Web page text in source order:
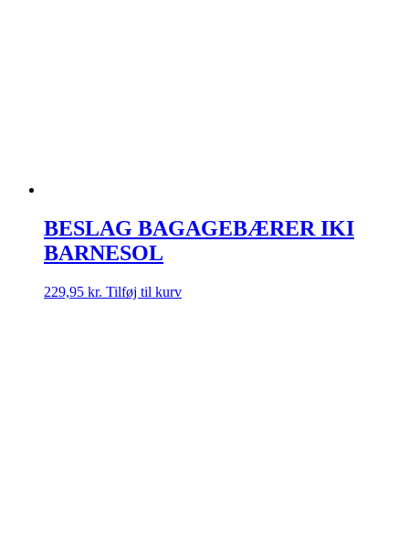
BESLAG BAGAGEBÆRER IKI
BARNESOL
229,95 kr. Tilføj til kurv